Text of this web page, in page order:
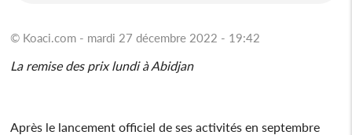
© Koaci.com - mardi 27 décembre 2022 - 19:42
La remise des prix lundi à Abidjan
Après le lancement officiel de ses activités en septembre